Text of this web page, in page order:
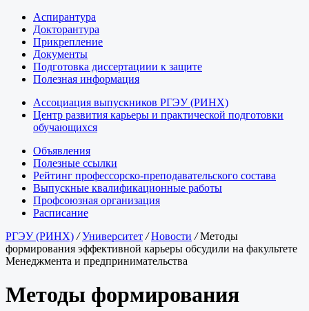
Аспирантура
Докторантура
Прикрепление
Документы
Подготовка диссертациии к защите
Полезная информация
Ассоциация выпускников РГЭУ (РИНХ)
Центр развития карьеры и практической подготовки
обучающихся
Объявления
Полезные ссылки
Рейтинг профессорско-преподавательского состава
Выпускные квалификационные работы
Профсоюзная организация
Расписание
РГЭУ (РИНХ) /Университет /Новости /Методы
формирования эффективной карьеры обсудили на факультете
Менеджмента и предпринимательства
Методы формирования